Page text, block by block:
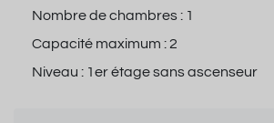
Nombre de chambres : 1
Capacité maximum :2
Niveau : 1er étage sans ascenseur